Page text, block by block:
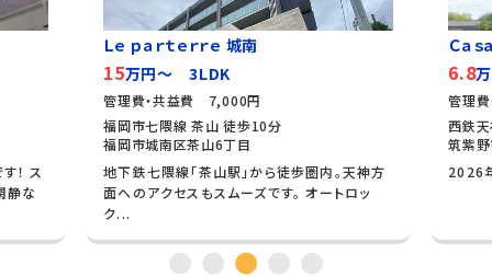
！ ス
静な
Ｌｅ ｐａｒｔｅｒｒｅ 城南
15万円～ 3LDK
管理費・共益費 7,000円
福岡市七隈線 茶山 徒歩10分
福岡市城南区茶山6丁目
地下鉄七隈線「茶山駅」から徒歩圏内。天神方
面へのアクセスもスムーズです。 オートロッ
ク...
Ｃａｓ
6.8
管理
西鉄
筑紫
2026